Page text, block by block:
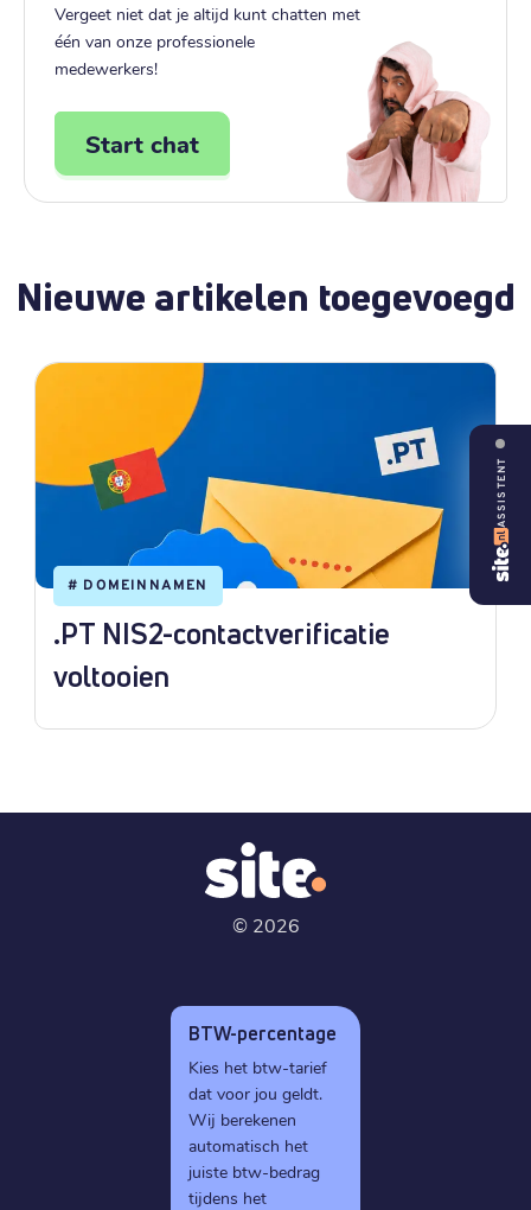
Vergeet niet dat je altijd kunt chatten met
één van onze professionele
medewerkers!
Start chat
Nieuwe artikelen toegevoegd
# DOMEINNAMEN
.PT NIS2-contactverificatie
voltooien
© 2026
BTW-percentage
Kies het btw-tarief
dat voor jou geldt.
Wij berekenen
automatisch het
juiste btw-bedrag
tijdens het
ASSISTENT